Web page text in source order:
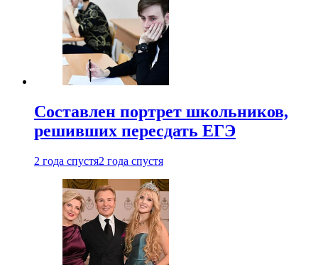
Составлен портрет школьников,
решивших пересдать ЕГЭ
2 года спустя2 года спустя